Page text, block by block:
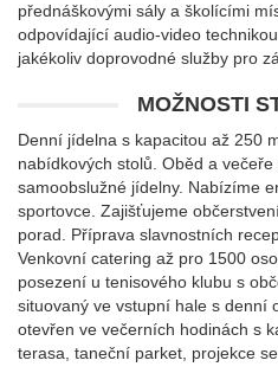
přednáškovými sály a školícími
odpovídající audio-video
jakékoliv doprovodné služby pro
MOŽNOSTI
Denní jídelna s kapacitou až 250
nabídkových stolů. Oběd a
samoobslužné jídelny. Nabízíme
sportovce. Zajišťujeme
porad. Příprava slavnostních
Venkovní catering až pro 1500
posezení u tenisového klubu s
situovaný ve vstupní hale s denní
otevřen ve večerních hodinách s
terasa, taneční parket, projekce